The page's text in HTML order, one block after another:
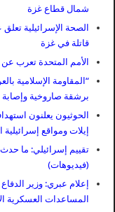
شمال قطاع غزة
الصحة الإسرائيلية
قاتلة في غزة
الأمم المتحدة تعرب
“المقاومة الإسلامية
برشقة صاروخية وإصابة
الحوثيون يعلنون
إيلات ومواقع إسرائيلية
تقييم إسرائيلي: ما
(فيديوهات)
إعلام عبري: وزير
المساعدات العسكرية